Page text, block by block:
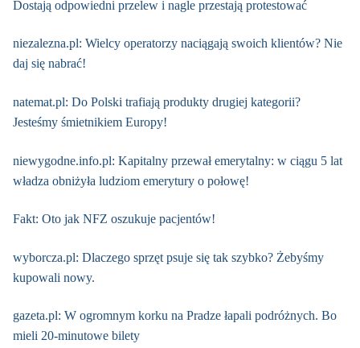
Dostają odpowiedni przelew i nagle przestają protestować
niezalezna.pl: Wielcy operatorzy naciągają swoich klientów? Nie
daj się nabrać!
natemat.pl: Do Polski trafiają produkty drugiej kategorii?
Jesteśmy śmietnikiem Europy!
niewygodne.info.pl: Kapitalny przewał emerytalny: w ciągu 5 lat
władza obniżyła ludziom emerytury o połowę!
Fakt: Oto jak NFZ oszukuje pacjentów!
wyborcza.pl: Dlaczego sprzęt psuje się tak szybko? Żebyśmy
kupowali nowy.
gazeta.pl: W ogromnym korku na Pradze łapali podróżnych. Bo
mieli 20-minutowe bilety